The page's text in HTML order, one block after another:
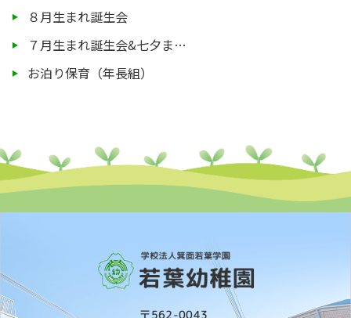
８月生まれ誕生会
７月生まれ誕生会&七夕ま…
お泊り保育（年長組）
〒562-0043